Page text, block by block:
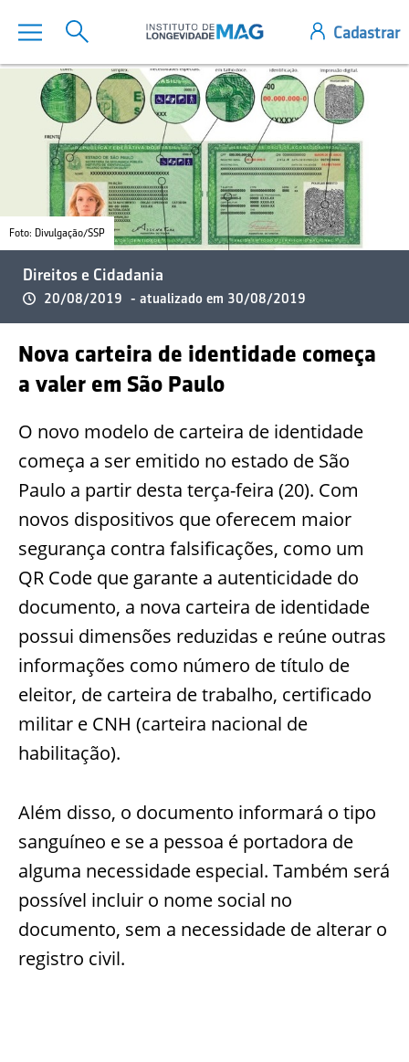
Foto: Divulgação/SSP
Direitos e Cidadania
20/08/2019 - atualizado em 30/08/2019
Nova carteira de identidade começa
a valer em São Paulo
O novo modelo de carteira de identidade
começa a ser emitido no estado de São
Paulo a partir desta terça-feira (20). Com
novos dispositivos que oferecem maior
segurança contra falsificações, como um
QR Code que garante a autenticidade do
documento, a nova carteira de identidade
possui dimensões reduzidas e reúne outras
informações como número de título de
eleitor, de carteira de trabalho, certificado
militar e CNH (carteira nacional de
habilitação).
Além disso, o documento informará o tipo
sanguíneo e se a pessoa é portadora de
alguma necessidade especial. Também será
possível incluir o nome social no
documento, sem a necessidade de alterar o
registro civil.